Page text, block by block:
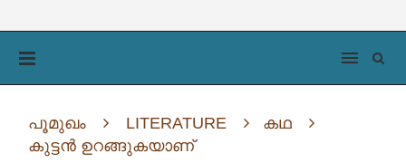
പൂമുഖം LITERATURE
കഥ
കുട്ടൻ ഉറങ്ങുകയാണ്